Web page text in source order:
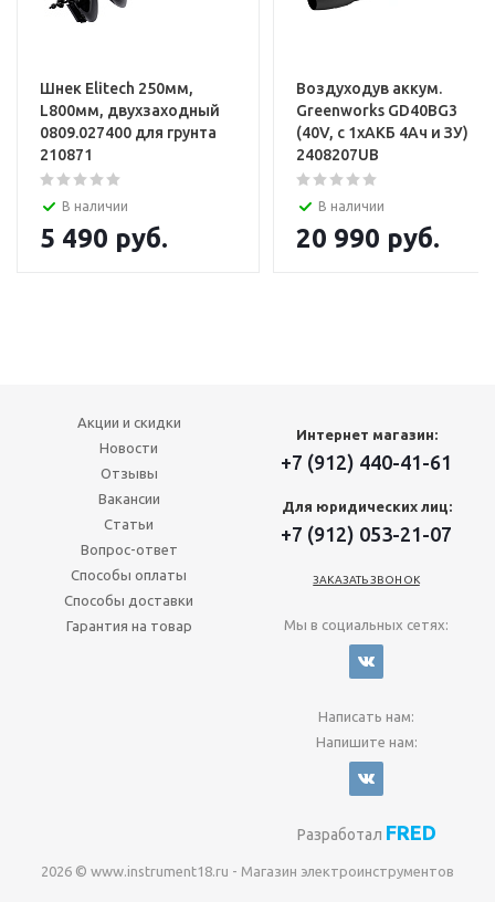
Шнек Elitech 250мм,
L800мм, двухзаходный
0809.027400 для грунта
210871
В наличии
5 490 руб.
Воздуходув аккум.
Greenworks GD40BG3
(40V, с 1хАКБ 4Ач и ЗУ)
2408207UB
В наличии
20 990 руб.
Акции и скидки
Новости
Отзывы
Вакансии
Статьи
Вопрос-ответ
Способы оплаты
Способы доставки
Гарантия на товар
Интернет магазин:
+7 (912) 440-41-61
Для юридических лиц:
+7 (912) 053-21-07
ЗАКАЗАТЬ ЗВОНОК
Мы в социальных сетях:
Написать нам:
Напишите нам:
Разработал FRED
2026 © www.instrument18.ru - Магазин электроинструментов